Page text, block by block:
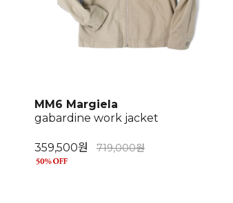
MM6 Margiela
gabardine work jacket
359,500원 719,000원